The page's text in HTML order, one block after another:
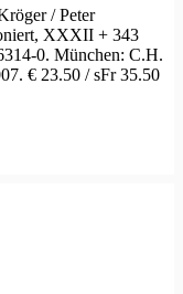
/ Peter
XXXII + 343
0. München: C.H.
€ 23.50 / sFr 35.50